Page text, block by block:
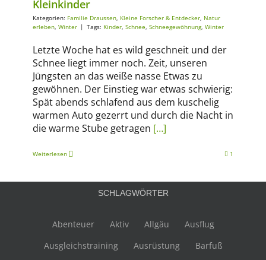
Kleinkinder
Kategorien: Familie Draussen, Kleine Forscher & Entdecker, Natur
erleben, Winter | Tags: Kinder, Schnee, Schneegewöhnung, Winter
Letzte Woche hat es wild geschneit und der
Schnee liegt immer noch. Zeit, unseren
Jüngsten an das weiße nasse Etwas zu
gewöhnen. Der Einstieg war etwas schwierig:
Spät abends schlafend aus dem kuschelig
warmen Auto gezerrt und durch die Nacht in
die warme Stube getragen […]
Weiterlesen 1
SCHLAGWÖRTER
Abenteuer Aktiv Allgäu
Ausflug
Ausgleichstraining
Ausrüstung
Barfuß